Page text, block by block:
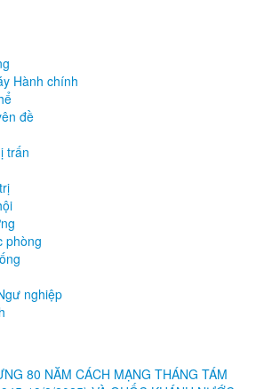
Hành chính
đề
trấn
phòng
nghiệp
80 NĂM CÁCH MẠNG THÁNG TÁM